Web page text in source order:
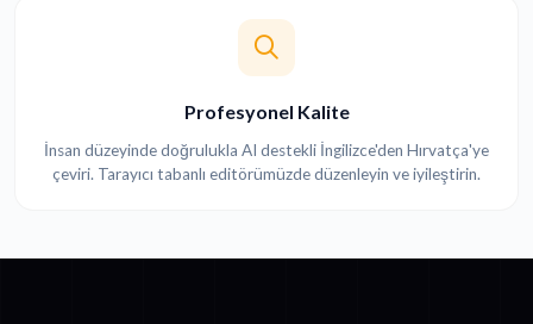
Profesyonel Kalite
İnsan düzeyinde doğrulukla AI destekli İngilizce'den Hırvatça'ye
çeviri. Tarayıcı tabanlı editörümüzde düzenleyin ve iyileştirin.